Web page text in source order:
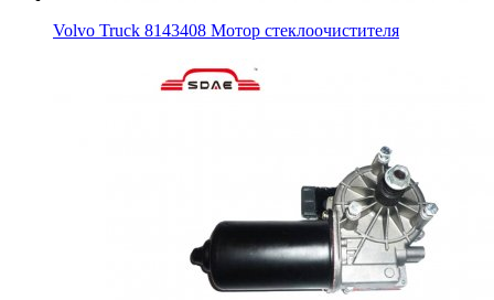
Volvo Truck 8143408 Мотор стеклоочистителя